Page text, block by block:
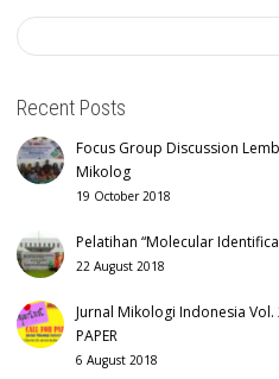
Recent Posts
Focus Group Discussion
Mikolog
19 October 2018
Pelatihan “Molecular
22 August 2018
Jurnal Mikologi Indonesia Vol.
PAPER
6 August 2018